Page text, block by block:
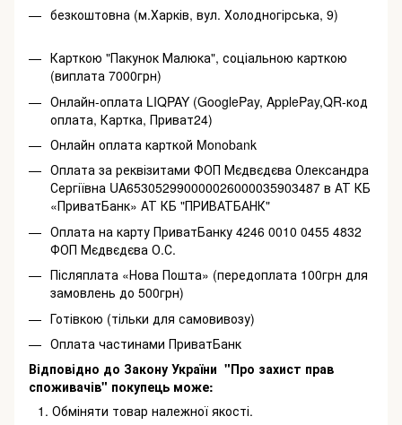
безкоштовна (м.Харків, вул. Холодногірська, 9)
Карткою "Пакунок Малюка", соціальною карткою
(виплата 7000грн)
Онлайн-оплата LIQPAY (GooglePay, ApplePay,QR-код
оплата, Картка, Приват24)
Онлайн оплата карткой Monobank
Оплата за реквізитами ФОП Мєдвєдєва Олександра
Сергіївна UA653052990000026000035903487 в АТ КБ
«ПриватБанк» АТ КБ "ПРИВАТБАНК"
Оплата на карту ПриватБанку 4246 0010 0455 4832
ФОП Мєдвєдєва О.С.
Післяплата «Нова Пошта» (передоплата 100грн для
замовлень до 500грн)
Готівкою (тільки для самовивозу)
Оплата частинами ПриватБанк
Відповідно до Закону України "Про захист прав
споживачів" покупець може:
Обміняти товар належної якості.